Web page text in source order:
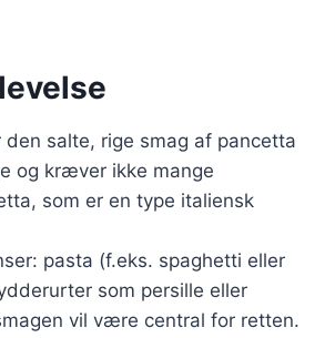
salte, rige smag af pancetta
og kræver ikke mange
som er en type italiensk
pasta (f.eks. spaghetti eller
som persille eller
vil være central for retten.